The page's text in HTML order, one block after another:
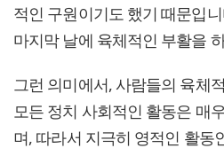
적인 구원이기도 했기 때문입
마지막 날에 육체적인 부활을
그런 의미에서, 사람들의 육체
모든 정치 사회적인 활동은 매
며, 따라서 지극히 영적인 활동